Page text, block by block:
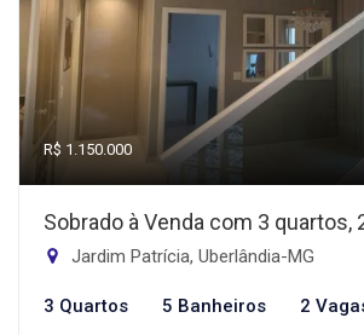
R$ 1.150.000
Sobrado à Venda com 3 quartos,
Jardim Patrícia, Uberlândia-MG
3 Quartos 5 Banheiros 2